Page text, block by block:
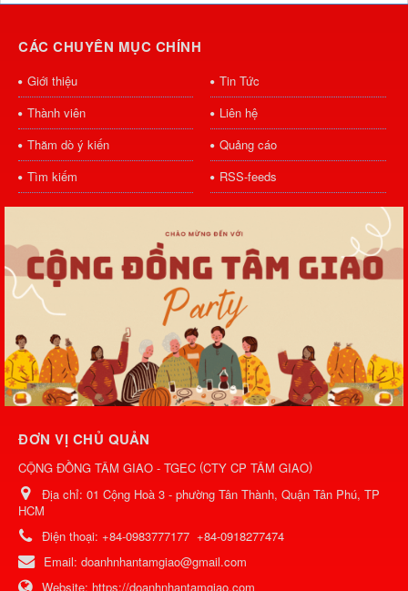
CÁC CHUYÊN MỤC CHÍNH
Giới thiệu
Tin Tức
Thành viên
Liên hệ
Thăm dò ý kiến
Quảng cáo
Tìm kiếm
RSS-feeds
ĐƠN VỊ CHỦ QUẢN
CỘNG ĐỒNG TÂM GIAO - TGEC (CTY CP TÂM GIAO)
Địa chỉ: 01 Cộng Hoà 3 - phường Tân Thành, Quận Tân Phú, TP
HCM
Điện thoại: +84-0983777177 +84-0918277474
Email: doanhnhantamgiao@gmail.com
Website: https://doanhnhantamgiao.com